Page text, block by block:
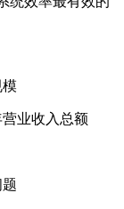
业收入总额